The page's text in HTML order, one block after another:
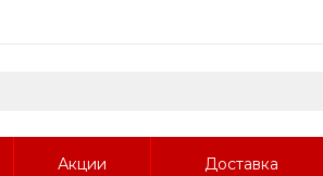
Акции Доставка